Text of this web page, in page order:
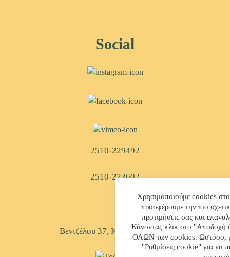
Social
2510-229492
2510-223602
Βενιζέλου 37, Kαβάλα, Ελλάδα
Χρησιμοποιούμε cookies
προσφέρουμε την πιο
προτιμήσεις σας και
Κάνοντας κλικ στο "Αποδοχή
ΟΛΩΝ των cookies. Ωστόσο,
"Ρυθμίσεις cookie" για να